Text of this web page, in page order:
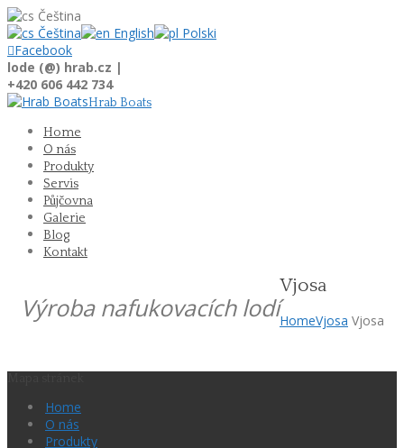
Čeština
Čeština
English
Polski
Facebook
lode (@) hrab.cz |
+420 606 442 734
Hrab Boats
Home
O nás
Produkty
Servis
Půjčovna
Galerie
Blog
Kontakt
Výroba nafukovacích lodí
Vjosa
HomeVjosa Vjosa
Home
O nás
Produkty